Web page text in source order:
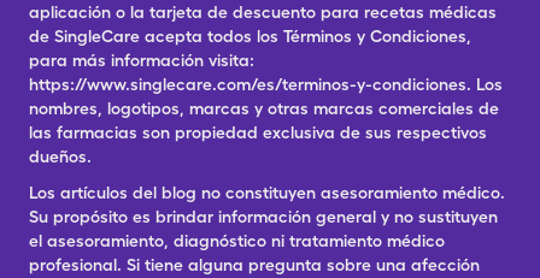
aplicación o la tarjeta de descuento para recetas médicas
de SingleCare acepta todos los Términos y Condiciones,
para más información visita:
https://www.singlecare.com/es/terminos-y-condiciones. Los
nombres, logotipos, marcas y otras marcas comerciales de
las farmacias son propiedad exclusiva de sus respectivos
dueños.
Los artículos del blog no constituyen asesoramiento médico.
Su propósito es brindar información general y no sustituyen
el asesoramiento, diagnóstico ni tratamiento médico
profesional. Si tiene alguna pregunta sobre una afección